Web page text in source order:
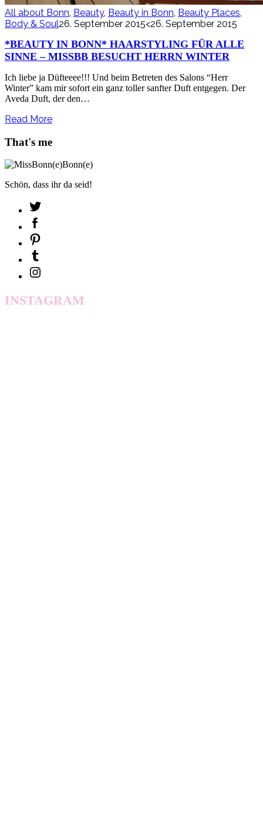
All about Bonn, Beauty, Beauty in Bonn, Beauty Places,
Body & Soul26. September 2015<26. September 2015
*BEAUTY IN BONN* HAARSTYLING FÜR ALLE
SINNE – MISSBB BESUCHT HERRN WINTER
Ich liebe ja Düfteeee!!! Und beim Betreten des Salons “Herr
Winter” kam mir sofort ein ganz toller sanfter Duft entgegen. Der
Aveda Duft, der den…
Read More
That's me
Schön, dass ihr da seid!
INSTAGRAM